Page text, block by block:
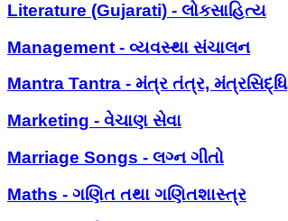
Literature (Gujarati) - લોકસાહિત્ય
Management - વ્યવસ્થા સંચાલન
Mantra Tantra - મંત્ર તંત્ર, મંત્રસિદ્ધિ
Marketing - વેચાણ સેવા
Marriage Songs - લગ્ન ગીતો
Maths - ગણિત તથા ગણિતશાસ્ત્ર